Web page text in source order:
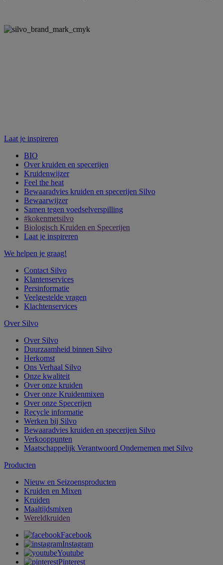
Laat je inspireren
BIO
Over kruiden en specerijen
Kruidenwijzer
Feel the heat
Bewaaradvies kruiden en specerijen Silvo
Bewaarwijzer
Samen tegen voedselverspilling
#kokenmetsilvo
Biologisch Kruiden en Specerijen
Laat je inspireren
We helpen je graag!
Contact Silvo
Klantenservices
Persinformatie
Veelgestelde vragen
Klachtenservices
Over Silvo
Over Silvo
Duurzaamheid binnen Silvo
Herkomst
Ons Verhaal Silvo
Onze kwaliteit
Over onze kruiden
Over onze Kruidenmixen
Over onze Specerijen
Recycle informatie
Werken bij Silvo
Bewaaradvies kruiden en specerijen Silvo
Verkooppunten
Maatschappelijk Verantwoord Ondernemen met Silvo
Producten
Nieuw en Seizoensproducten
Kruiden en Mixen
Kruiden
Maaltijdsmixen
Wereldkruiden
Facebook
Instagram
Youtube
Pinterest